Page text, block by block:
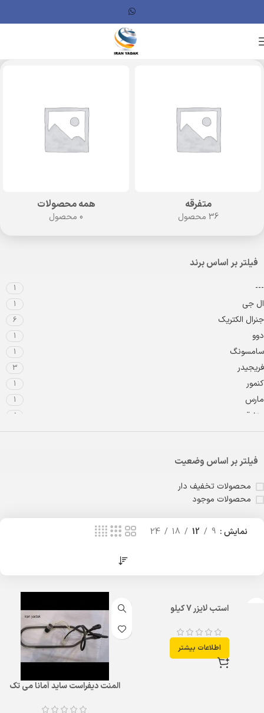
متفرقه
36 محصول
همه محصولات
0 محصول
فیلتر بر اساس برند
---
1
ال جی 1
جنرال الکتریک 6
دوو 1
سامسونگ 1
فریجیدر 3
کنمور 1
مارس 1
متفرقه 5
وستینگ هاوس 2
فیلتر بر اساس وضعیت
محصولات تخفیف دار
محصولات موجود
نمایش 9
12
18
24
استب لایزر 7 کیلو
اطلاعات بیشتر
المنت دیفراست ساید آمانا می تک